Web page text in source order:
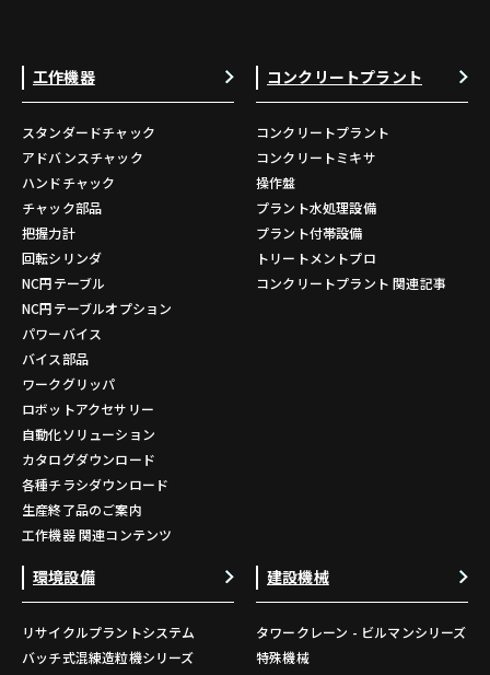
工作機器
スタンダードチャック
アドバンスチャック
ハンドチャック
チャック部品
把握力計
回転シリンダ
NC円テーブル
NC円テーブルオプション
パワーバイス
バイス部品
ワークグリッパ
ロボットアクセサリー
自動化ソリューション
カタログダウンロード
各種チラシダウンロード
生産終了品のご案内
工作機器 関連コンテンツ
コンクリートプラント
コンクリートプラント
コンクリートミキサ
操作盤
プラント水処理設備
プラント付帯設備
トリートメントプロ
コンクリートプラント 関連記事
環境設備
リサイクルプラントシステム
バッチ式混練造粒機シリーズ
建設機械
タワークレーン - ビルマンシリーズ
特殊機械